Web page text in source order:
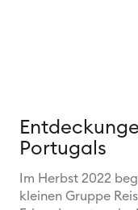
Portugals
Im Herbst 2022
kleinen Gruppe